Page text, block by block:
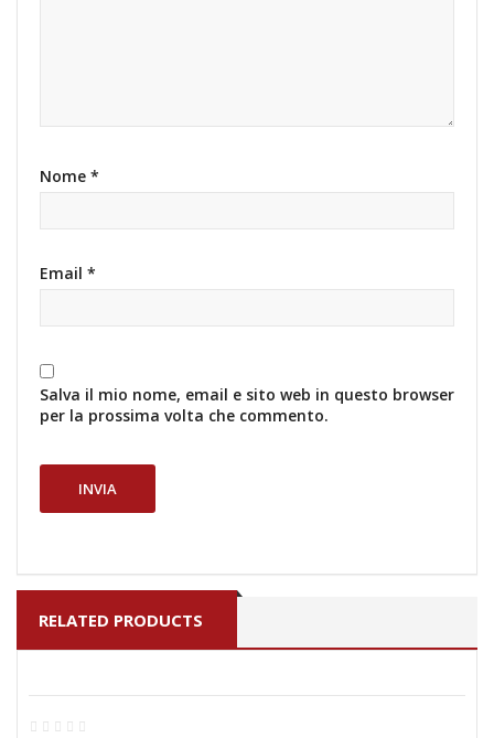
Nome *
Email *
Salva il mio nome, email e sito web in questo browser
per la prossima volta che commento.
RELATED PRODUCTS